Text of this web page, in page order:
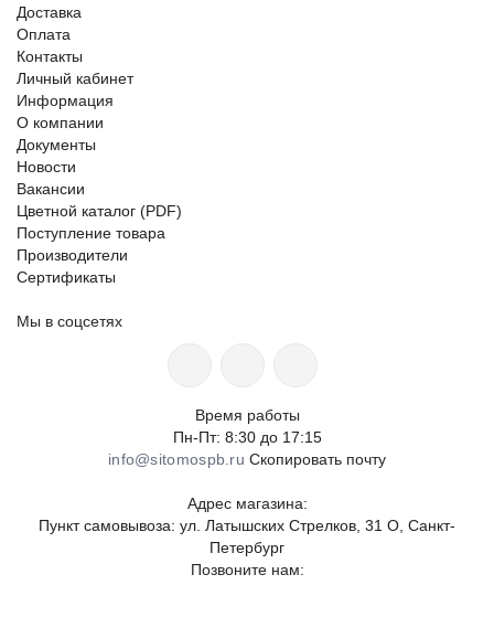
Доставка
Оплата
Контакты
Личный кабинет
Информация
О компании
Документы
Новости
Вакансии
Цветной каталог (PDF)
Поступление товара
Производители
Сертификаты
Мы в соцсетях
Время работы
Пн-Пт: 8:30 до 17:15
info@sitomospb.ru Скопировать почту
Адрес магазина:
Пункт самовывоза: ул. Латышских Стрелков, 31 О, Санкт-
Петербург
Позвоните нам: